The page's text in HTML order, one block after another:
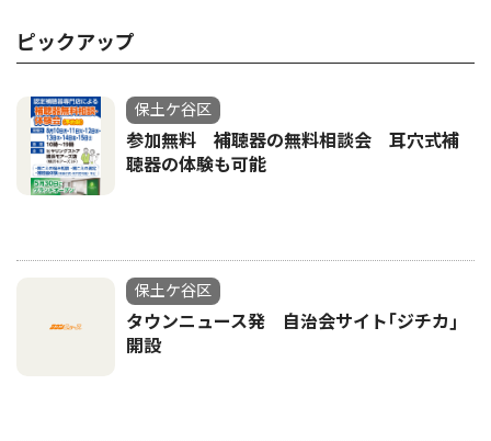
ピックアップ
保土ケ谷区
参加無料 補聴器の無料相談会 耳穴式補
聴器の体験も可能
保土ケ谷区
タウンニュース発 自治会サイト｢ジチカ｣
開設